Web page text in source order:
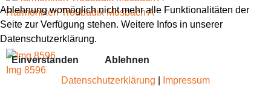
Harmonixen Troubadix Mosbach A
Img 8596
Ablehnung womöglich nicht mehr alle Funktionalitäten der
Seite zur Verfügung stehen. Weitere Infos in unserer
Datenschutzerklärung.
Einverstanden
Ablehnen
Datenschutzerklärung
Impressum